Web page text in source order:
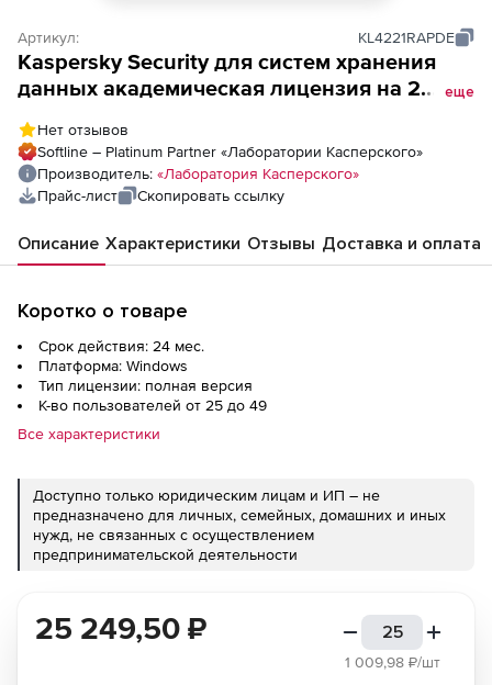
Артикул: KL4221RAPDE
Kaspersky Security для систем хранения
данных академическая лицензия на 2
еще
Нет отзывов
Softline – Platinum Partner «Лаборатории Касперского»
Производитель: «Лаборатория Касперского»
Прайс-лист
Скопировать ссылку
Описание Характеристики Отзывы Доставка и оплата
Коротко о товаре
Срок действия: 24 мес.
Платформа: Windows
Тип лицензии: полная версия
К-во пользователей от 25 до 49
Все характеристики
Доступно только юридическим лицам и ИП – не
предназначено для личных, семейных, домашних и иных
нужд, не связанных с осуществлением
предпринимательской деятельности
25 249,50 ₽
1 009,98₽/шт